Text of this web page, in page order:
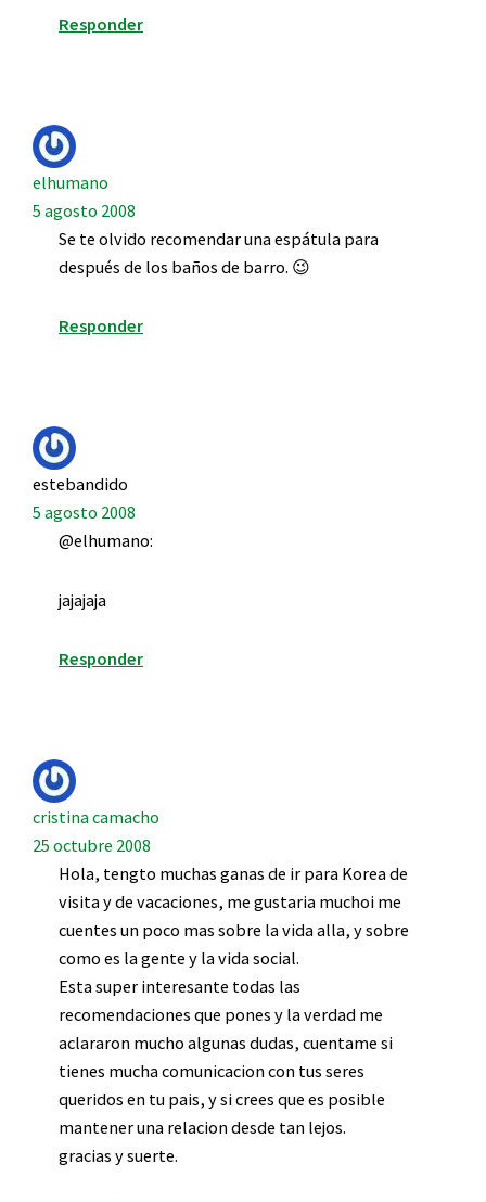
Responder
elhumano
5 agosto 2008
Se te olvido recomendar una espátula para
después de los baños de barro. 😉
Responder
estebandido
5 agosto 2008
@elhumano:
jajajaja
Responder
cristina camacho
25 octubre 2008
Hola, tengto muchas ganas de ir para Korea de
visita y de vacaciones, me gustaria muchoi me
cuentes un poco mas sobre la vida alla, y sobre
como es la gente y la vida social.
Esta super interesante todas las
recomendaciones que pones y la verdad me
aclararon mucho algunas dudas, cuentame si
tienes mucha comunicacion con tus seres
queridos en tu pais, y si crees que es posible
mantener una relacion desde tan lejos.
gracias y suerte.